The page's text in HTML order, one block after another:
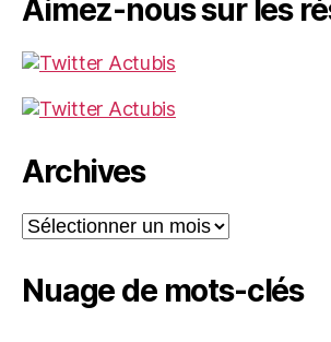
Aimez-nous sur les
Archives
Archives
Nuage de mots-clés